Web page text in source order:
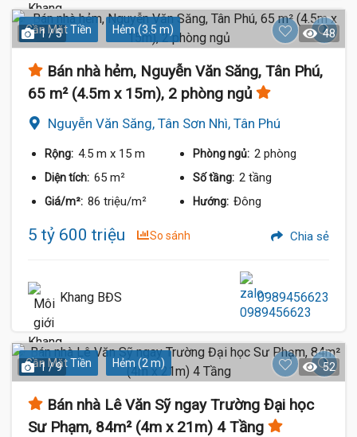
Gần Mặt Tiền Hẻm (3.5 m)
1 / 5 48
Bán nhà hẻm, Nguyễn Văn Săng, Tân Phú,
65 m² (4.5m x 15m), 2 phòng ngủ
Nguyễn Văn Săng, Tân Sơn Nhì, Tân Phú
Rộng: 4.5 m x 15 m Phòng ngủ: 2 phòng
Diện tích: 65 m² Số tầng: 2 tầng
Giá/m²: 86 triệu/m² Hướng: Đông
5 tỷ 600 triệu So sánh Chia sẻ
Khang BĐS 0989456623
Gần Mặt Tiền Hẻm (2 m)
1 / 9 52
Bán nhà Lê Văn Sỹ ngay Trường Đại học
Sư Phạm, 84m² (4m x 21m) 4 Tầng